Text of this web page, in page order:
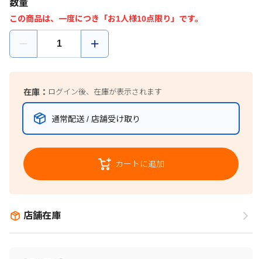
数量
この商品は、一度につき「お1人様10点限り」です。
在庫： ログイン後、在庫が表示されます
通常配送 / 店舗受け取り
カートに追加
店舗在庫